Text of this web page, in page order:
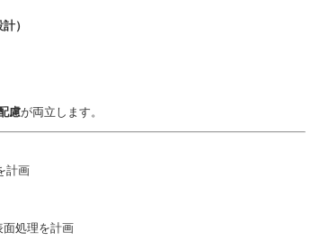
）
慮が両立します。
計画
面処理を計画